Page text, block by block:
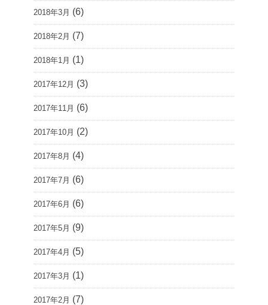
2018年3月 (6)
2018年2月 (7)
2018年1月 (1)
2017年12月 (3)
2017年11月 (6)
2017年10月 (2)
2017年8月 (4)
2017年7月 (6)
2017年6月 (6)
2017年5月 (9)
2017年4月 (5)
2017年3月 (1)
2017年2月 (7)